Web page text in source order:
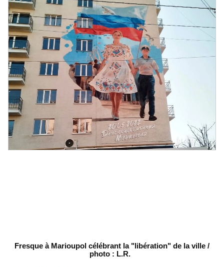
Fresque à Marioupol célébrant la "libération" de la ville /
photo : L.R.